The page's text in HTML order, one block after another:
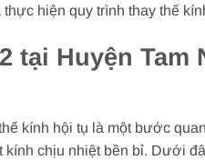
hiện quy trình thay thế
tại Huyện Tam
kính hội tụ là một bước
chịu nhiệt bền bỉ. Dưới